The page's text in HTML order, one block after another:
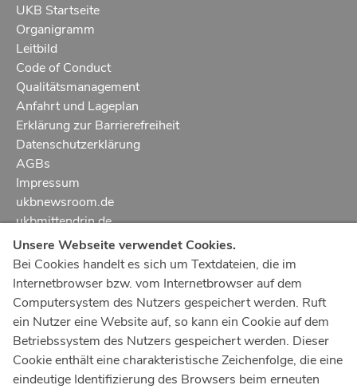
UKB Startseite
Organigramm
Leitbild
Code of Conduct
Qualitätsmanagement
Anfahrt und Lageplan
Erklärung zur Barrierefreiheit
Datenschutzerklärung
AGBs
Impressum
ukbnewsroom.de
ukbmittendrin.de
Notruf112
Ärztlicher Notdienst116 117
Giftnotrufzentrale
Tel: +49 22819240
Notfallzentrum Bonn
Unsere Webseite verwendet Cookies.
Bei Cookies handelt es sich um Textdateien, die im
Internetbrowser bzw. vom Internetbrowser auf dem
Computersystem des Nutzers gespeichert werden. Ruft
ein Nutzer eine Website auf, so kann ein Cookie auf dem
Betriebssystem des Nutzers gespeichert werden. Dieser
Cookie enthält eine charakteristische Zeichenfolge, die eine
eindeutige Identifizierung des Browsers beim erneuten